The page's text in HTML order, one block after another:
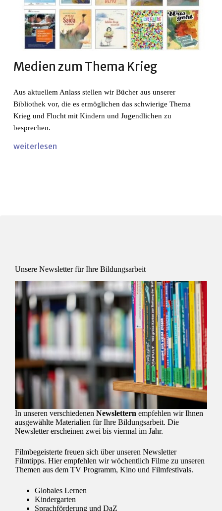
Medien zum Thema Krieg
Aus aktuellem Anlass stellen wir Bücher aus unserer
Bibliothek vor, die es ermöglichen das schwierige Thema
Krieg und Flucht mit Kindern und Jugendlichen zu
besprechen.
weiterlesen
Unsere Newsletter für Ihre Bildungsarbeit
In unseren verschiedenen Newslettern empfehlen wir Ihnen
ausgewählte Materialien für Ihre Bildungsarbeit. Die
Newsletter erscheinen zwei bis viermal im Jahr.
Filmbegeisterte freuen sich über unseren Newsletter
Filmtipps. Hier empfehlen wir wöchentlich Filme zu unseren
Themen aus dem TV Programm, Kino und Filmfestivals.
Globales Lernen
Kindergarten
Sprachförderung und DaZ